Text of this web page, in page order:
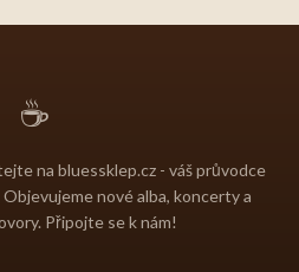
☕
na bluessklep.cz - váš průvodce
nové alba, koncerty a
Připojte se k nám!